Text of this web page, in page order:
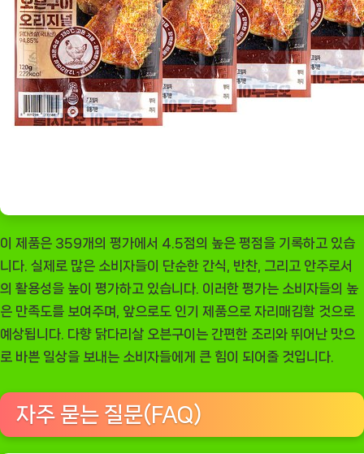
이 제품은 359개의 평가에서 4.5점의 높은 평점을 기록하고 있습
니다. 실제로 많은 소비자들이 단순한 간식, 반찬, 그리고 안주로서
의 활용성을 높이 평가하고 있습니다. 이러한 평가는 소비자들의 높
은 만족도를 보여주며, 앞으로도 인기 제품으로 자리매김할 것으로
예상됩니다. 다향 닭다리살 오븐구이는 간편한 조리와 뛰어난 맛으
로 바쁜 일상을 보내는 소비자들에게 큰 힘이 되어줄 것입니다.
자주 묻는 질문(FAQ)